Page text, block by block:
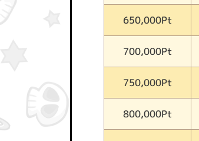
650,000Pt
700,000Pt
750,000Pt
800,000Pt